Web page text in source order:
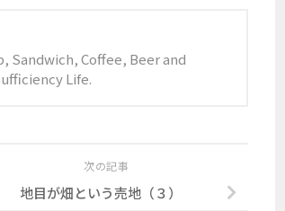
Sandwich, Coffee, Beer and
Life.
次の記事
地目が畑という売地（３）